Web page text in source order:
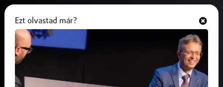
A Magyar Labdarúgó Szövetség
Ezt olvastad már?